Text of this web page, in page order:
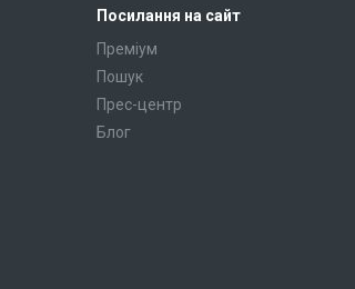
Посилання на сайт
Преміум
Пошук
Прес-центр
Блог